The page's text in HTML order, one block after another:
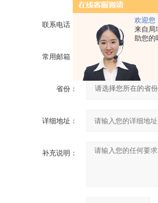
欢迎您
来自局
助您的
联系电话：
常用邮箱：
省份：
详细地址：
补充说明：